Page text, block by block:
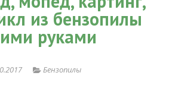
из бензопилы
руками
Бензопилы